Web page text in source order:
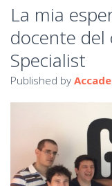
La mia
docente del
Specialist
Published by